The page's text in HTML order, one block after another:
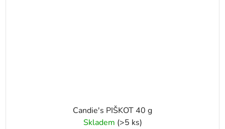
Candie's PIŠKOT 40 g
Skladem (>5 ks)